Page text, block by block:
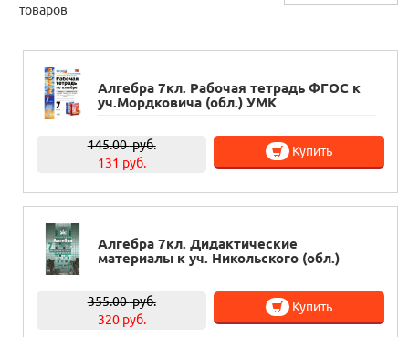
товаров
Алгебра 7кл. Рабочая тетрадь ФГОС к
уч.Мордковича (обл.) УМК
145.00руб.
131 руб.
Купить
Алгебра 7кл. Дидактические
материалы к уч. Никольского (обл.)
355.00руб.
320 руб.
Купить